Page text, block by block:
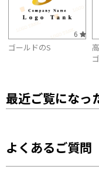
6
ゴールドのS
ゴ
最近ご覧になっ
よくあるご質問